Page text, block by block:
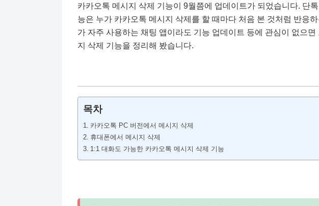
카카오톡 메시지 삭제 기능이 9월쯤에 업데이트가 되었습니다. 단
능은 누가 카카오톡 메시지 삭제를 할 때마다 처음 본 것처럼 반응
가 자주 사용하는 채팅 앱이라도 기능 업데이트 등에 관심이 없으면
지 삭제 기능을 정리해 봤습니다.
목차
카카오톡 PC 버전에서 메시지 삭제
휴대폰에서 메시지 삭제
1:1 대화도 가능한 카카오톡 메시지 삭제 기능